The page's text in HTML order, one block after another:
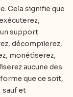
Cela signifie que
support
décompilerez,
monétiserez,
aucune des
que ce soit,
sauf et